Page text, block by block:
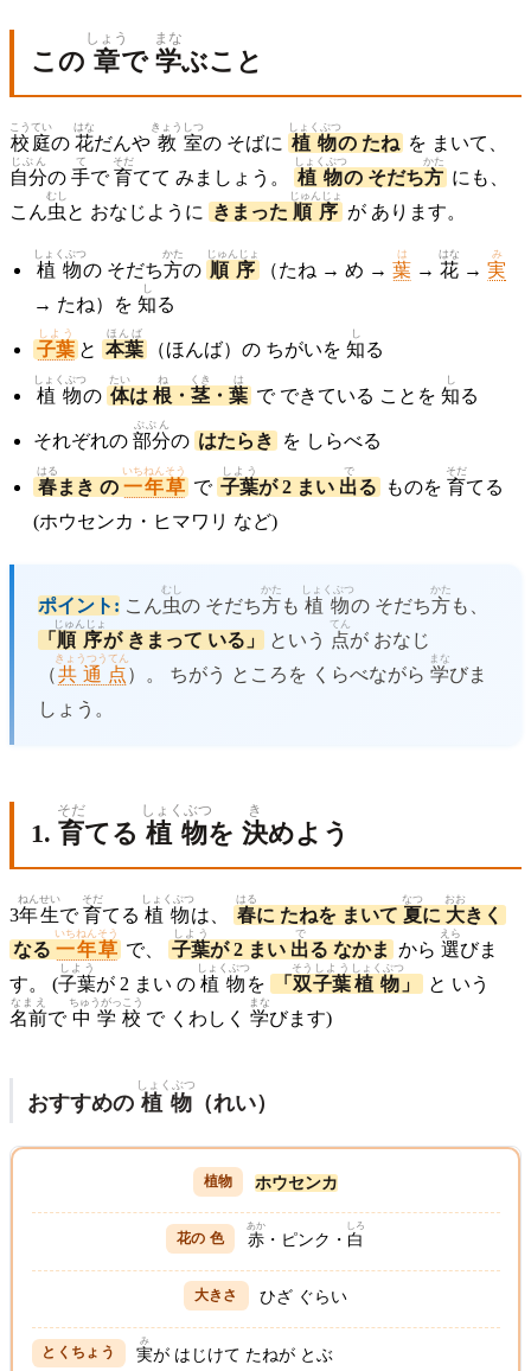
この 章
しょう
で 学
まな
ぶこと
校庭
こうてい
の 花
はな
だんや 教
きょう
室
しつ
の そばに 植物
しょくぶつ
の たね を まいて、
自分
じぶん
の 手
て
で育
そだ
てて みましょう。 植物
しょくぶつ
の そだち方
かた
にも、
こん虫
むし
と おなじように きまった 順序
じゅんじょ
が あります。
植物
しょくぶつ
の そだち方
かた
の 順序
じゅんじょ
（たね → め → 葉
は
→ 花
はな
→ 実
み
→ たね）を 知
し
る
子葉
しよう
と 本葉
ほんば
（ほんば）の ちがいを 知
し
る
植物
しょくぶつ
の 体
たい
は 根
ね
・ 茎
くき
・ 葉
は
で できている ことを 知
し
る
それぞれの 部分
ぶぶん
の はたらき を しらべる
春
はる
まき の 一年草
いちねんそう
で 子葉
しよう
が 2 まい 出
で
る ものを 育
そだ
てる
(ホウセンカ・ヒマワリ など)
ポイント: こん虫
むし
の そだち方
かた
も 植物
しょくぶつ
の そだち方
かた
も、
「 順序
じゅんじょ
が きまって いる」 という 点
てん
が おなじ
（共通点
きょうつうてん
）。 ちがう ところを くらべながら 学
まな
びま
しょう。
1. 育
そだ
てる 植物
しょくぶつ
を 決
き
めよう
3年生
ねんせい
で育
そだ
てる 植物
しょくぶつ
は、 春
はる
に たねを まいて 夏
なつ
に 大
おお
きく
なる 一年草
いちねんそう
で、 子葉
しよう
が 2 まい 出
で
る なかま から 選
えら
びま
す。 (子葉
しよう
が 2 まい の 植物
しょくぶつ
を 「 双
そう
子葉
しよう
植物
しょくぶつ
」
と いう
名前
なまえ
で 中学校
ちゅうがっこう
で くわしく 学
まな
びます)
おすすめの 植物
しょくぶつ
（れい）
ホウセンカ
赤
あか
・ピンク・ 白
しろ
ひざ ぐらい
実
み
が はじけて たねが とぶ